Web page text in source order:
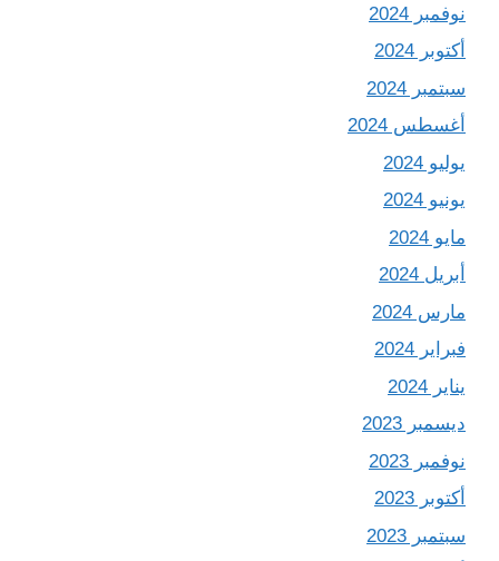
نوفمبر 2024
أكتوبر 2024
سبتمبر 2024
أغسطس 2024
يوليو 2024
يونيو 2024
مايو 2024
أبريل 2024
مارس 2024
فبراير 2024
يناير 2024
ديسمبر 2023
نوفمبر 2023
أكتوبر 2023
سبتمبر 2023